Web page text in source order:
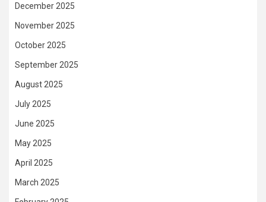
December 2025
November 2025
October 2025
September 2025
August 2025
July 2025
June 2025
May 2025
April 2025
March 2025